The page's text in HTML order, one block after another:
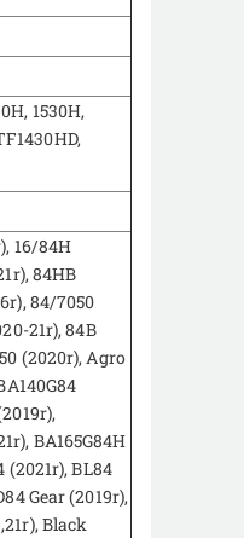
1530H,
16/84H
84HB
84/7050
21r), 84B
(2020r), Agro
BA165G84H
(2021r), BL84
Gear (2019r),
Black